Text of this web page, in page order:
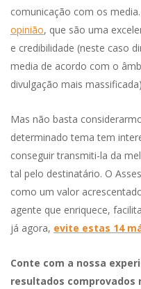
comunicação com os
opinião, que são uma
e credibilidade (neste caso
media de acordo com o
divulgação mais
Mas não basta
determinado tema tem
conseguir transmiti-la da
tal pelo destinatário. O
como um valor
agente que enriquece,
já agora, evite estas 14
Conte com a nossa
resultados comprovados